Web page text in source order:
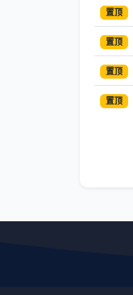
置顶
置顶
置顶
置顶